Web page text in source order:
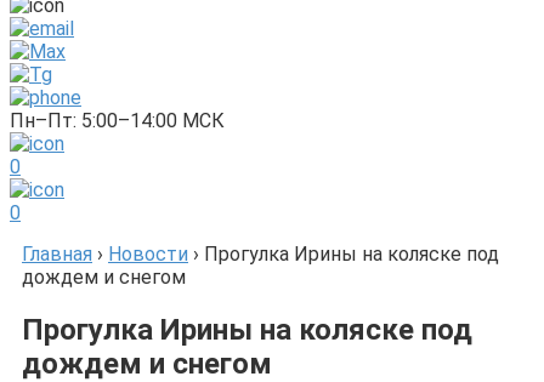
Пн–Пт: 5:00–14:00 МСК
0
0
Главная › Новости › Прогулка Ирины на коляске под
дождем и снегом
Прогулка Ирины на коляске под
дождем и снегом